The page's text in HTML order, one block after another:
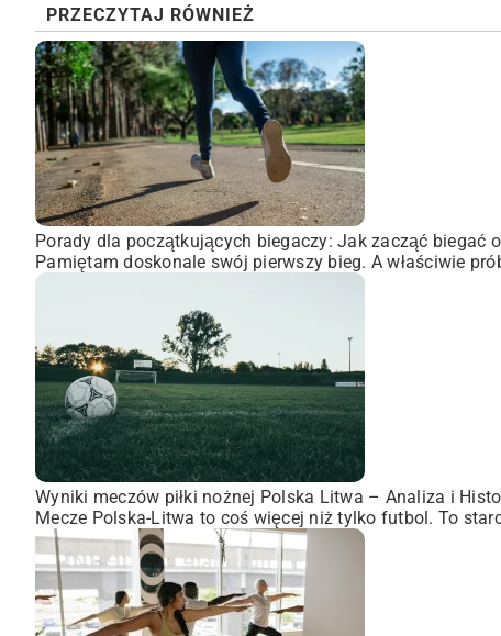
PRZECZYTAJ RÓWNIEŻ
Porady dla początkujących biegaczy: Jak zacząć biegać
Pamiętam doskonale swój pierwszy bieg. A właściwie
Wyniki meczów piłki nożnej Polska Litwa – Analiza i
Mecze Polska-Litwa to coś więcej niż tylko futbol. To